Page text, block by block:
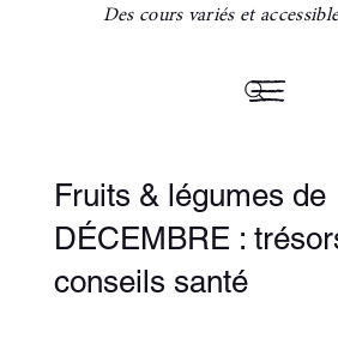
Des cours variés et
Fruits & légumes de
DÉCEMBRE :
conseils santé